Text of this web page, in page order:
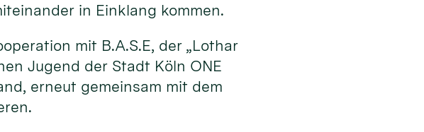
in Einklang kommen.
mit B.A.S.E, der „Lothar
Jugend der Stadt Köln ONE
erneut gemeinsam mit dem